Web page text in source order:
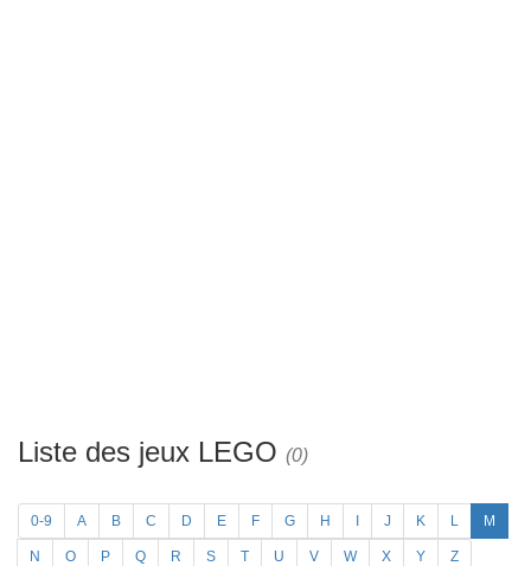
Liste des jeux LEGO (0)
0-9 A B C D E F G H J K L M
N O P Q R S T U V W X Y Z